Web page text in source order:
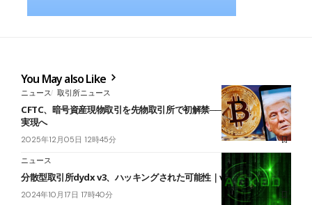
You May also Like
ニュース 取引所ニュース
CFTC、暗号資産現物取引を先物取引所で初解禁──トランプ公約の
実現へ
2025年12月05日 12時45分
ニュース
分散型取引所dydx v3、ハッキングされた可能性｜v4は安全
2024年10月17日 17時40分